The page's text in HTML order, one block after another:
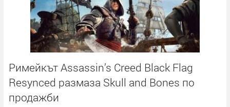
Римейкът Assassin’s Creed Black Flag
Resynced размаза Skull and Bones по
продажби